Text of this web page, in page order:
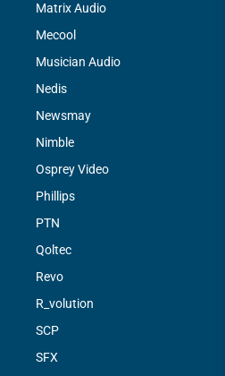
Matrix Audio
Mecool
Musician Audio
Nedis
Newsmay
Nimble
Osprey Video
Phillips
PTN
Qoltec
Revo
R_volution
SCP
SFX